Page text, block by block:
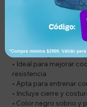
• Pera de velocidad
• Fabricada en cuero
• Diseño ergonómico
• Ideal para mejorar
resistencia
• Apta para entrenar
• Incluye cierre y
• Color negro sobrio y